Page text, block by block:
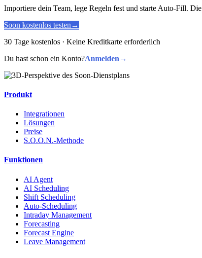
Importiere dein Team, lege Regeln fest und starte Auto-Fill.
Soon kostenlos testen →
30 Tage kostenlos · Keine Kreditkarte erforderlich
Du hast schon ein Konto?Anmelden →
Produkt
Integrationen
Lösungen
Preise
S.O.O.N.-Methode
Funktionen
AI Agent
AI Scheduling
Shift Scheduling
Auto-Scheduling
Intraday Management
Forecasting
Forecast Engine
Leave Management